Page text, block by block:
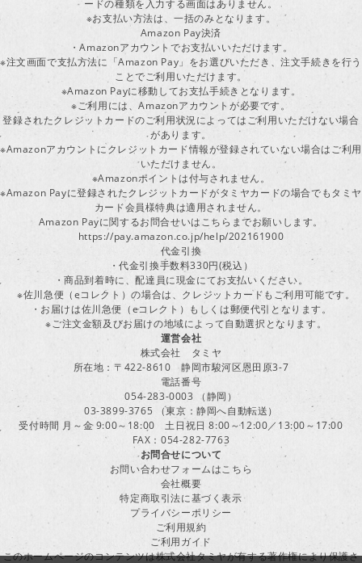
ードの種類を入力する画面はありません。
※お支払い方法は、一括のみとなります。
Amazon Pay決済
・Amazonアカウントでお支払いいただけます。
※注文画面で支払方法に「Amazon Pay」をお選びいただき、注文手続きを行う
ことでご利用いただけます。
※Amazon Payに移動してお支払手続きとなります。
※ご利用には、Amazonアカウントが必要です。
登録されたクレジットカードのご利用状況によってはご利用いただけない場合
があります。
※Amazonアカウントにクレジットカード情報が登録されていない場合はご利用
いただけません。
※Amazonポイントは付与されません。
※Amazon Payに登録されたクレジットカードがタミヤカードの場合でもタミヤ
カード会員様特典は適用されません。
Amazon Payに関するお問合せいはこちらまでお願いします。
https://pay.amazon.co.jp/help/202161900
代金引換
・代金引換手数料330円(税込）
・商品到着時に、配達員に現金にてお支払いください。
※佐川急便（eコレクト）の場合は、クレジットカードもご利用可能です。
・お届けは佐川急便（eコレクト）もしくは郵便代引となります。
※ご注文金額及びお届けの地域によって自動選択となります。
運営会社
株式会社 タミヤ
所在地：〒422-8610 静岡市駿河区恩田原3-7
電話番号
054-283-0003 （静岡）
03-3899-3765 （東京：静岡へ自動転送）
受付時間 月～金 9:00～18:00 土日祝日 8:00～12:00／13:00～17:00
FAX：054-282-7763
お問合せについて
お問い合わせフォームはこちら
会社概要
特定商取引法に基づく表示
プライバシーポリシー
ご利用規約
ご利用ガイド
このホームページのコンテンツは株式会社タミヤが有する著作権により保護さ